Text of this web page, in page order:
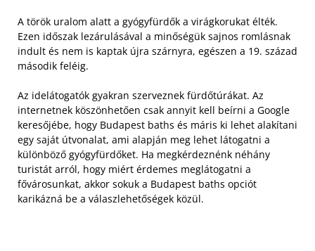
A török uralom alatt a gyógyfürdők a virágkorukat élték.
Ezen időszak lezárulásával a minőségük sajnos romlásnak
indult és nem is kaptak újra szárnyra, egészen a 19. század
második feléig.
Az idelátogatók gyakran szerveznek fürdőtúrákat. Az
internetnek köszönhetően csak annyit kell beírni a Google
keresőjébe, hogy Budapest baths és máris ki lehet alakítani
egy saját útvonalat, ami alapján meg lehet látogatni a
különböző gyógyfürdőket. Ha megkérdeznénk néhány
turistát arról, hogy miért érdemes meglátogatni a
fővárosunkat, akkor sokuk a Budapest baths opciót
karikázná be a válaszlehetőségek közül.